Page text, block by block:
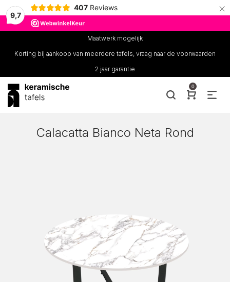
9,7
407 Reviews ×
Maatwerk mogelijk
Korting bij aankoop van meerdere tafels, vraag naar de voorwaarden
2 jaar garantie
0
Calacatta Bianco Neta Rond